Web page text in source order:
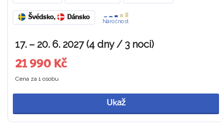
Švédsko, Dánsko
Náročnost
17. – 20. 6. 2027 (4 dny / 3 noci)
21 990 Kč
Cena za 1 osobu
Ukaž